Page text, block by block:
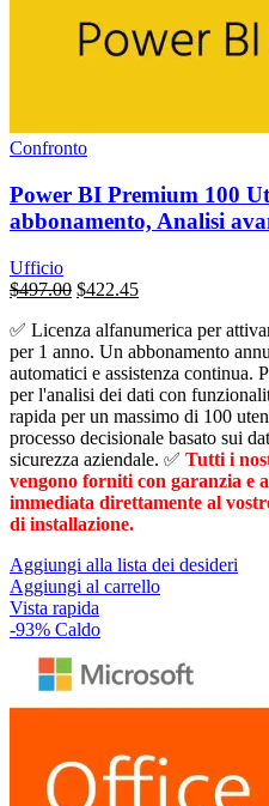
Confronto
Power BI Premium 100
abbonamento, Analisi
Ufficio
Il
originale
era:
$28,800.00.
$497.00Il
attuale
è:
$497.00.
$422.45
✅ Licenza alfanumerica per
per 1 anno. Un abbonamento
automatici e assistenza continua.
per l'analisi dei dati con
rapida per un massimo di 100
processo decisionale basato sui
sicurezza aziendale. ✅ Tutti i
vengono forniti con garanzia e
immediata direttamente al
di installazione.
Aggiungi alla lista dei desideri
Aggiungi al carrello
Vista rapida
-93% Caldo